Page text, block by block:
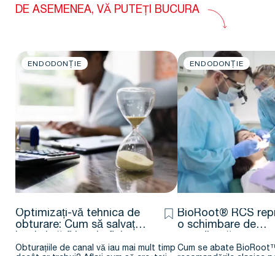
DE ASEMENEA, VĂ PUTEȚI BUCURA
ENDODONȚIE
Optimizați-vă tehnica de
obturare: Cum să salvați
Obturațiile de canal vă iau mai mult timp
ENDODONȚIE
BioRoot® RCS
o schimbare de
obturarea canalului
Cum se abate